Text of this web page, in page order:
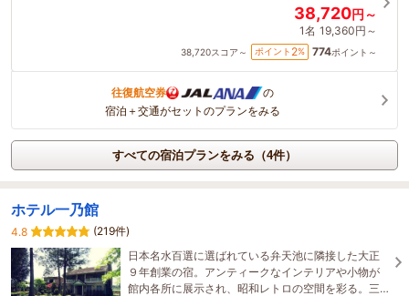
38,720円～
1名 19,360円～
38,720スコア～ ポイント 2% 774ポイント～
往復航空券
の
宿泊＋交通がセットのプランをみる
すべての宿泊プランをみる（4件）
ホテル一乃館
4.8
(219件)
日本名水百選に選ばれている弁天池に隣接した大正
９年創業の宿。アンティークなインテリアや小物が
館内各所に展示され、昭和レトロの空間を彩る。三